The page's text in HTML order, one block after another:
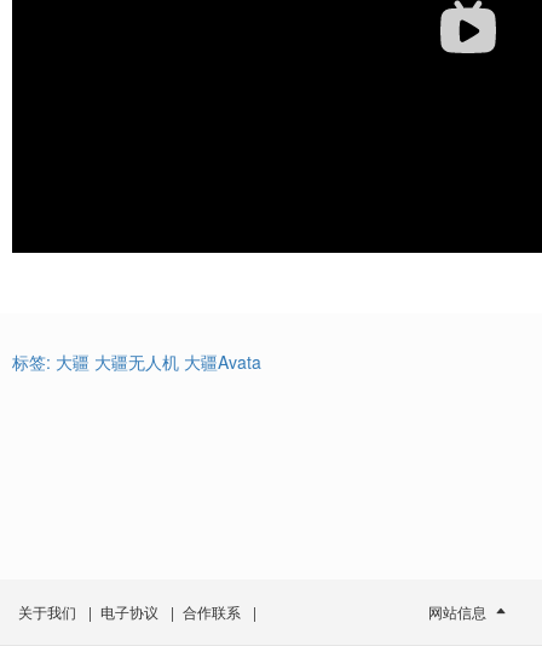
标签: 大疆 大疆无人机 大疆Avata
关于我们 | 电子协议 | 合作联系 | 网站信息